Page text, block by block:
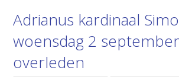
Adrianus kardinaal
woensdag 2 september
overleden